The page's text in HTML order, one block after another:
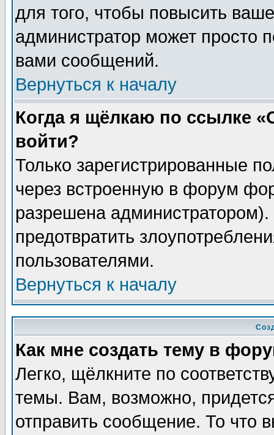
для того, чтобы повысить
администратор может просто
вами сообщений.
Вернуться к началу
Когда я щёлкаю по ссылке
войти?
Только зарегистрированные
через встроенную в форум
разрешена
предотвратить
пользователями.
Вернуться к началу
Как мне создать тему в
Легко, щёлкните по
темы. Вам, возможно,
отправить сообщение. То что